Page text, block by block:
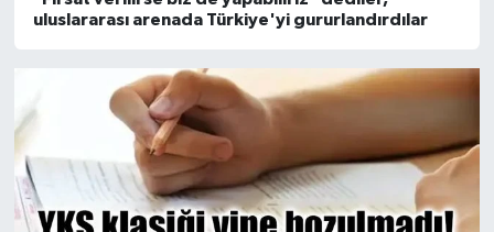
uluslararası arenada Türkiye'yi gururlandırdılar